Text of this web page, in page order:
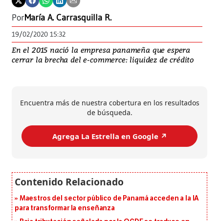
PorMaría A. Carrasquilla R.
19/02/2020 15:32
En el 2015 nació la empresa panameña que espera
cerrar la brecha del e-commerce: liquidez de crédito
Encuentra más de nuestra cobertura en los resultados
de búsqueda.
Agrega La Estrella en Google ↗️
Maestros del sector público de Panamá acceden a la IA
para transformar la enseñanza